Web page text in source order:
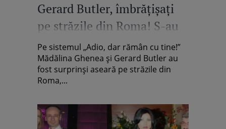
Gerard Butler, îmbrăţişaţi
pe străzile din Roma! S-au
împăcat!
Pe sistemul „Adio, dar rămân cu tine!”
Mădălina Ghenea şi Gerard Butler au
fost surprinşi aseară pe străzile din
Roma,...